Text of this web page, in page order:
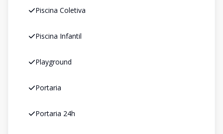
Piscina Coletiva
Piscina Infantil
Playground
Portaria
Portaria 24h